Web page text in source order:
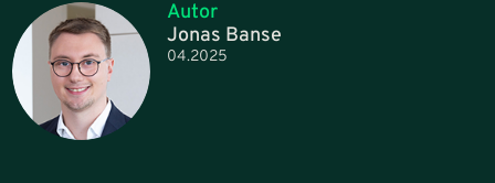
Autor
Jonas Banse
04.2025